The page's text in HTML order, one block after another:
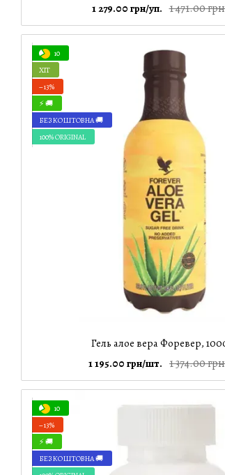
1 471.00
1 279.00 грн/уп.
10
ХІТ
−13%
⚡ 🚚
БЕЗКОШТОВНА 🚚
100% ORIGINAL
Гель алое вера Форевер,
1 374.00
1 195.00 грн/шт.
10
−13%
⚡ 🚚
БЕЗКОШТОВНА 🚚